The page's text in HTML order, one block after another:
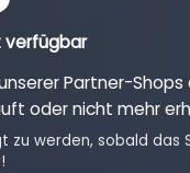
verfügbar
Partner-
oder nicht mehr
zu werden, sobald